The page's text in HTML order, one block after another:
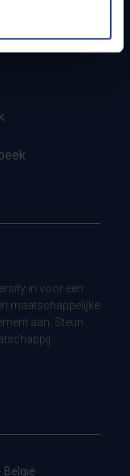
in voor een
maatschappelijke
aan. Steun
België